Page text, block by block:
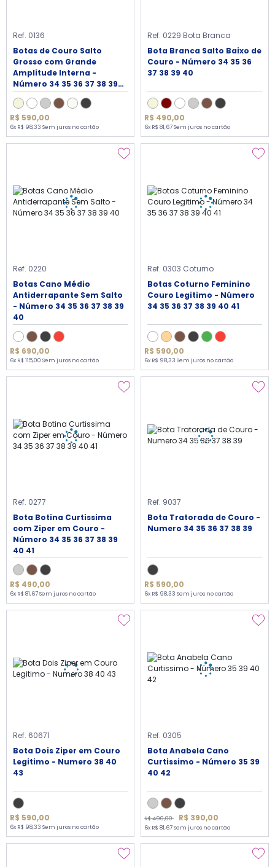
Ref. 0136
Botas de Couro Salto
Grosso com Grande
Amplitude Interna -
Número 34 35 36 37 38 39
40
R$ 590,00
6x R$ 98,33 Sem juros no cartão
Ref. 0229 Bota Branca
Bota Branca Salto Baixo de
Couro - Número 34 35 36
37 38 39 40
R$ 490,00
6x R$ 81,67 Sem juros no cartão
Ref. 0220
Botas Cano Médio
Antiderrapante Sem Salto
- Número 34 35 36 37 38 39
40
R$ 690,00
6x R$ 115,00 Sem juros no cartão
Ref. 0303 Coturno
Botas Coturno Feminino
Couro Legitimo - Número
34 35 36 37 38 39 40 41
R$ 590,00
6x R$ 98,33 Sem juros no cartão
Ref. 0277
Bota Botina Curtissima
com Ziper em Couro -
Número 34 35 36 37 38 39
40 41
R$ 490,00
6x R$ 81,67 Sem juros no cartão
Ref. 9037
Bota Tratorada de Couro -
Numero 34 35 36 37 38 39
R$ 590,00
6x R$ 98,33 Sem juros no cartão
Ref. 60671
Bota Dois Ziper em Couro
Legitimo - Numero 38 40
43
R$ 590,00
6x R$ 98,33 Sem juros no cartão
Ref. 0305
Bota Anabela Cano
Curtissimo - Número 35 39
40 42
R$ 490,00 R$ 390,00
6x R$ 81,67 Sem juros no cartão